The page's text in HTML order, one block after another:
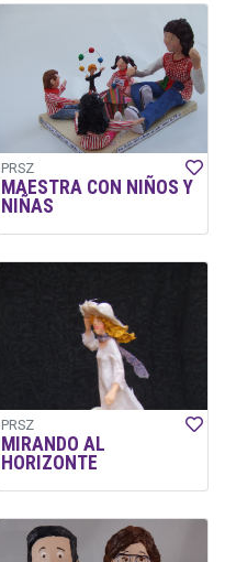
PRSZ
MAESTRA CON NIÑOS Y
NIÑAS
PRSZ
MIRANDO AL
HORIZONTE